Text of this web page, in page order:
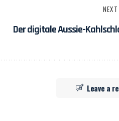
Der digitale Aussie-
Leave a